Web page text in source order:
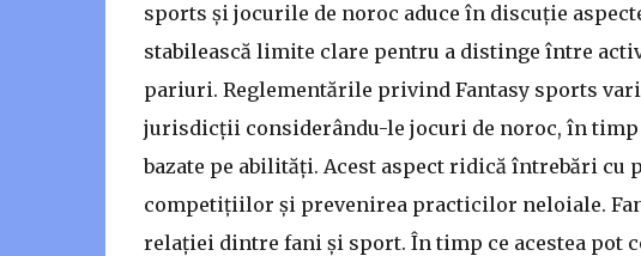
sports și jocurile de noroc aduce în discuție
stabilească limite clare pentru a distinge între
pariuri. Reglementările privind Fantasy sports
jurisdicții considerându-le jocuri de noroc, în timp
bazate pe abilități. Acest aspect ridică întrebări
competițiilor și prevenirea practicilor neloiale.
relației dintre fani și sport. În timp ce acestea pot